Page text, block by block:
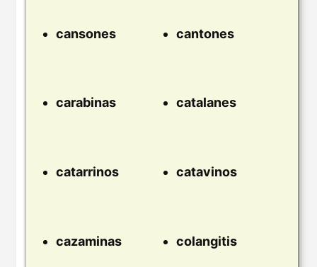
cansones cantones
carabinas catalanes
catarrinos catavinos
cazaminas colangitis